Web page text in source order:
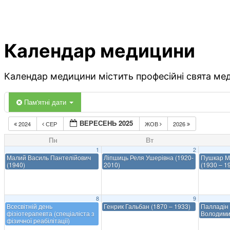
Календар медицини
Календар медицини містить професійні свята
Пам'ятні дати
2024 СЕР ВЕРЕСЕНЬ 2025 ЖОВ 2026
Пн Вт
1
Малий Василь Пантелійович
(1940)
2
Ліпшиць Реля Ушерівна (1920-
2010)
Пушкар
(1930 –
8
Всесвітній день
фізіотерапевта (спеціаліста з
фізичної реабілітації)
9
Генрик Гальбан (1870 – 1933)